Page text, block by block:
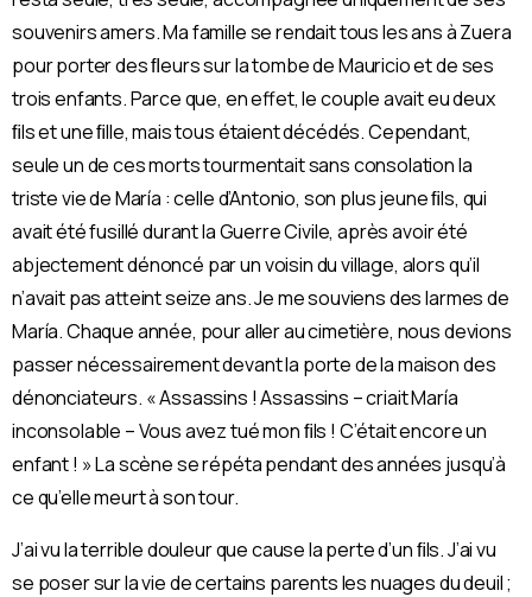
souvenirs amers. Ma famille se rendait tous les ans à Zuera
pour porter des ﬂeurs sur la tombe de Mauricio et de ses
trois enfants. Parce que, en effet, le couple avait eu deux
ﬁls et une ﬁlle, mais tous étaient décédés. Cependant,
seule un de ces morts tourmentait sans consolation la
triste vie de María : celle d’Antonio, son plus jeune ﬁls, qui
avait été fusillé durant la Guerre Civile, après avoir été
abjectement dénoncé par un voisin du village, alors qu’il
n’avait pas atteint seize ans. Je me souviens des larmes de
María. Chaque année, pour aller au cimetière, nous devions
passer nécessairement devant la porte de la maison des
dénonciateurs. « Assassins ! Assassins – criait María
inconsolable – Vous avez tué mon ﬁls ! C’était encore un
enfant ! » La scène se répéta pendant des années jusqu’à
ce qu’elle meurt à son tour.
J’ai vu la terrible douleur que cause la perte d’un ﬁls. J’ai vu
se poser sur la vie de certains parents les nuages du deuil ;